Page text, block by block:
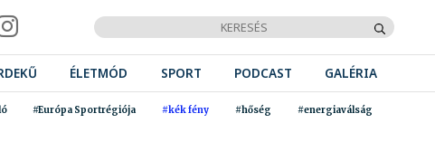
ÉLETMÓD SPORT PODCAST GALÉRIA
#Európa Sportrégiója #kék fény #hőség #energiaválság